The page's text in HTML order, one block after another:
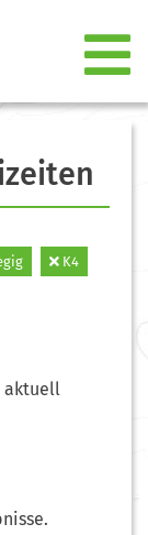
K4
aktuell